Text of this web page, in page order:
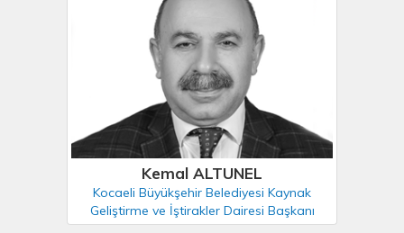
Kemal ALTUNEL
Kocaeli Büyükşehir Belediyesi Kaynak
Geliştirme ve İştirakler Dairesi Başkanı